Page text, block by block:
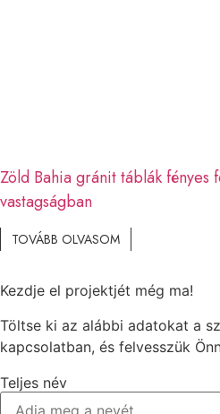
Zöld Bahia gránit táblák fényes
vastagságban
TOVÁBB OLVASOM
Kezdje el projektjét még ma!
Töltse ki az alábbi adatokat a
kapcsolatban, és felvesszük
Teljes név